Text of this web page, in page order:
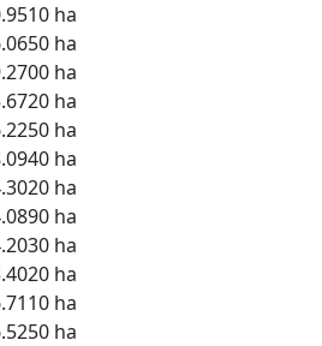
ha
ha
ha
ha
ha
ha
ha
ha
ha
ha
ha
ha